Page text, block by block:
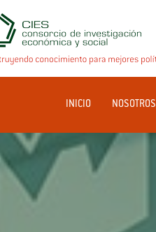
INICIO NOSOTROS